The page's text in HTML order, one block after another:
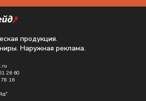
26 60
16
продукция.
Наружная реклама.